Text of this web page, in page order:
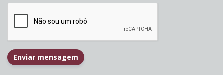
Enviar mensagem